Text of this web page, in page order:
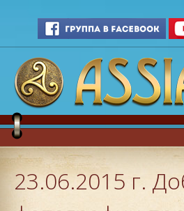
23.06.2015 г.